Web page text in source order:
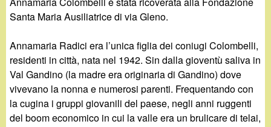
Santa Maria Ausiliatrice di via Gleno.
Annamaria Radici era l’unica figlia dei coniugi Colombelli,
residenti in città, nata nel 1942. Sin dalla gioventù saliva in
Val Gandino (la madre era originaria di Gandino) dove
vivevano la nonna e numerosi parenti. Frequentando con
la cugina i gruppi giovanili del paese, negli anni ruggenti
del boom economico in cui la valle era un brulicare di telai,